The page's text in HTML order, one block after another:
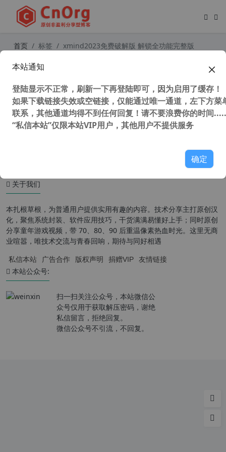
首页 标签 xmind2023免费破解版 解锁全功能完整版
关于我们
本扎根草根，为普通用户提供实用有趣的内容。技术分享主打原创汉
化，聚焦系统封装、软件应用技巧，干货满满易懂好上手；同时原创
分享童年游戏视频，带 70、80、90 后重温像素热血时光。这里无商
业喧嚣，唯技术交流与青春回响，期待与同好相遇
私信本站 广告合作 版权声明 捐赠VIP 友情链接
本站公众号:
扫一扫关注公众号，本站微信公
众号仅用于获取解压密码，谢绝
私信留言，拒绝回复。
微信公众号不引流，不回复。
本站通知
登陆显示不正常，刷新一下再登陆即可，因为启用了缓存！
如果下载链接失效或空链接，仅能通过唯一通道，左下方菜
联系，其他通道均得不到任何回复！请不要浪费你的时间
“私信本站”仅限本站VIP用户，其他用户不提供服务
确定